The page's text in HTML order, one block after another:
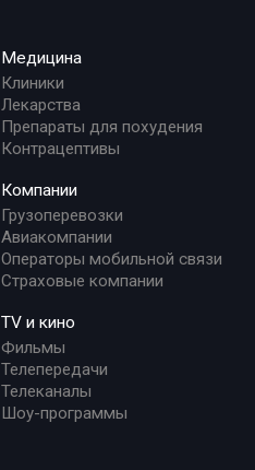
Медицина
Клиники
Лекарства
Препараты для похудения
Контрацептивы
Компании
Грузоперевозки
Авиакомпании
Операторы мобильной связи
Страховые компании
TV и кино
Фильмы
Телепередачи
Телеканалы
Шоу-программы